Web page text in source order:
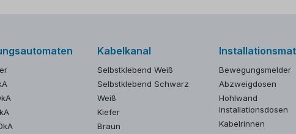
Kabelkanal
Selbstklebend Weiß
Selbstklebend Schwarz
Weiß
Kiefer
Braun
Bewegungsmelder
Abzweigdosen
Hohlwand
Installationsdosen
Kabelrinnen